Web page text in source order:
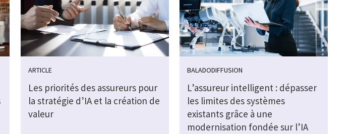
ARTICLE
Les priorités des assureurs pour
la stratégie d’IA et la création de
valeur
BALADODIFFUSION
L’assureur intelligent : dépasser
les limites des systèmes
existants grâce à une
modernisation fondée sur l’IA